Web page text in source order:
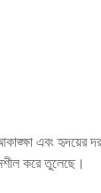
এবং হৃদয়ের
করে তুলেছে।